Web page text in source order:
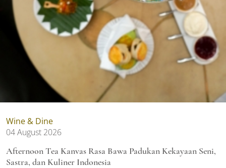
Wine & Dine
04 August 2026
Afternoon Tea Kanvas Rasa Bawa Padukan Kekayaan Seni,
Sastra, dan Kuliner Indonesia